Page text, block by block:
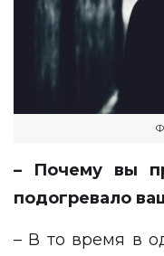
– Почему вы
подогревало
– В то время в